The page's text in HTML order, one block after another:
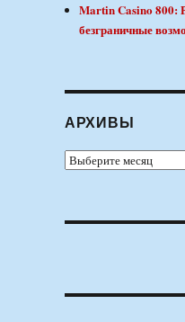
Martin Casino 800:
безграничные
АРХИВЫ
Архивы